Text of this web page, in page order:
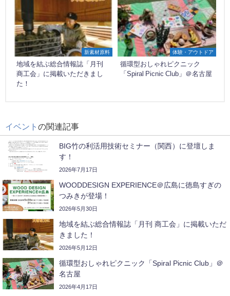
新素材原料
地域を結ぶ総合情報誌「月刊
商工会」に掲載いただきまし
た！
体験・アウトドア
循環型おしゃれピクニック
「Spiral Picnic Club」＠名古屋
イベント の関連記事
BIG竹の利活用技術セミナー（関西）に登壇しま
す！
2026年7月17日
WOODDESIGN EXPERIENCE＠広島に徳島すぎの
つみきが登場！
2026年5月30日
地域を結ぶ総合情報誌「月刊 商工会」に掲載いただ
きました！
2026年5月12日
循環型おしゃれピクニック「Spiral Picnic Club」＠
名古屋
2026年4月17日